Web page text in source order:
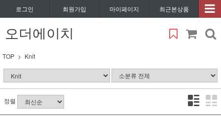
로그인 회원가입 마이페이지 최근본상품
오더에이치
TOP Knit
정렬